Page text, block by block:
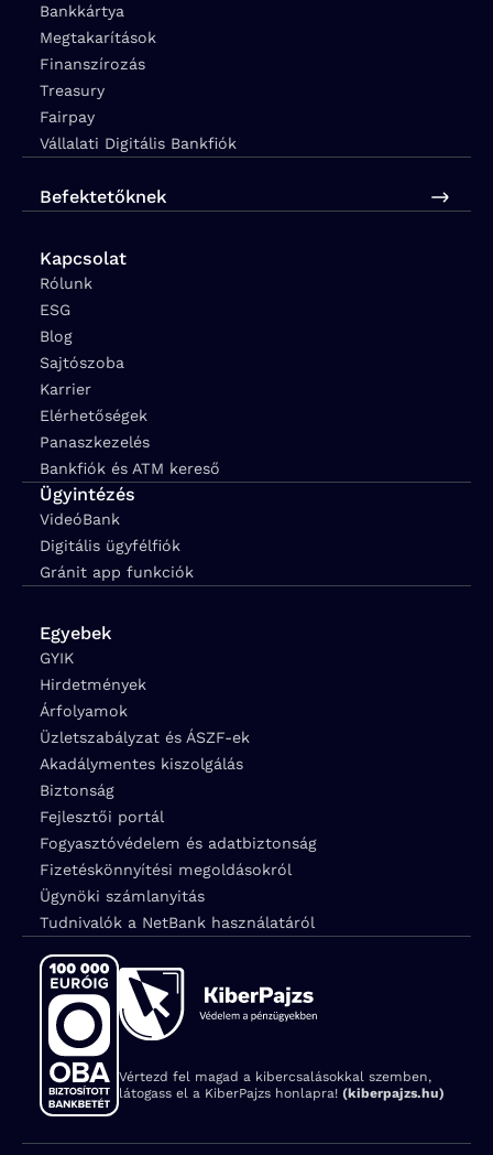
Bankkártya
Megtakarítások
Finanszírozás
Treasury
Fairpay
Vállalati Digitális Bankfiók
Befektetőknek
Kapcsolat
Rólunk
ESG
Blog
Sajtószoba
Karrier
Elérhetőségek
Panaszkezelés
Bankfiók és ATM kereső
Ügyintézés
VideóBank
Digitális ügyfélfiók
Gránit app funkciók
Egyebek
GYIK
Hirdetmények
Árfolyamok
Üzletszabályzat és ÁSZF-ek
Akadálymentes kiszolgálás
Biztonság
Fejlesztői portál
Fogyasztóvédelem és adatbiztonság
Fizetéskönnyítési megoldásokról
Ügynöki számlanyitás
Tudnivalók a NetBank használatáról
Vértezd fel magad a kibercsalásokkal szemben,
látogass el a KiberPajzs honlapra! (kiberpajzs.hu)